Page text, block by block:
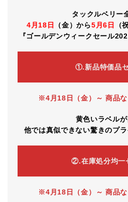
タックルベリー
4月18日
（金）から5月6日
（
『ゴールデンウィークセール
①.新品特価品
※4月18日（金）～ 商品な
黄色いラベルが
他では真似できない驚きのプ
②.在庫処分均一
※4月18日（金）～ 商品な